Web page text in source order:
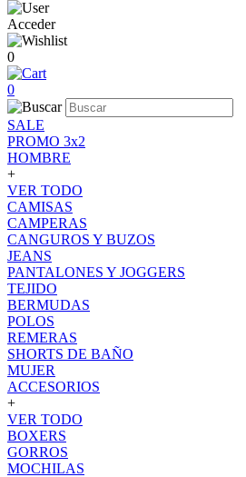
Acceder
0
0
SALE
PROMO 3x2
HOMBRE
+
VER TODO
CAMISAS
CAMPERAS
CANGUROS Y BUZOS
JEANS
PANTALONES Y JOGGERS
TEJIDO
BERMUDAS
POLOS
REMERAS
SHORTS DE BAÑO
MUJER
ACCESORIOS
+
VER TODO
BOXERS
GORROS
MOCHILAS